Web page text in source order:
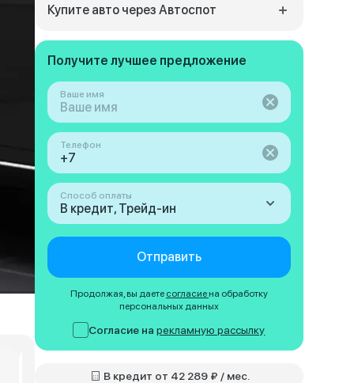
Бензин • Полный
Бензин • Полный
Купите авто через Автоспот
Получите лучшее предложение
Ваше имя
Телефон
Способ оплаты
В кредит, Трейд-ин
Отправить
Продолжая, вы даете согласие на обработку
персональных данных
Согласие нарекламную рассылку
В кредит от 42 289 ₽ / мес.